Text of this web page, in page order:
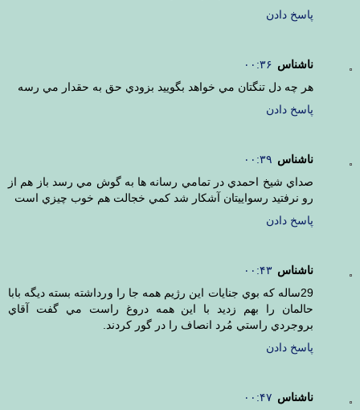
پاسخ دادن
ناشناس ۰۰:۳۶
هر چه دل تنگتان مي خواهد بگوييد بزودي حق به حقدار مي رسه
پاسخ دادن
ناشناس ۰۰:۳۹
صداي شيخ احمدي در تمامي رسانه ها به گوش مي رسد باز هم از
رو نرفتيد رسواييتان آشكار شد كمي خجالت هم خوب چيزي است
پاسخ دادن
ناشناس ۰۰:۴۳
29ساله كه بوي جنايات اين رژيم همه جا را ورداشته بسته ديگه بابا
حالمان را بهم زديد با اين همه دروغ راست مي گفت آقاي
بروجردي راستي مُرد انصاف را در گور كردند.
پاسخ دادن
ناشناس ۰۰:۴۷